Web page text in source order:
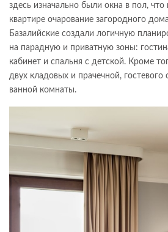
здесь изначально были окна в пол,
квартире очарование загородного
Базалийские создали логичную
на парадную и приватную зоны:
кабинет и спальня с детской. Кроме
двух кладовых и прачечной, гостевого
ванной комнаты.